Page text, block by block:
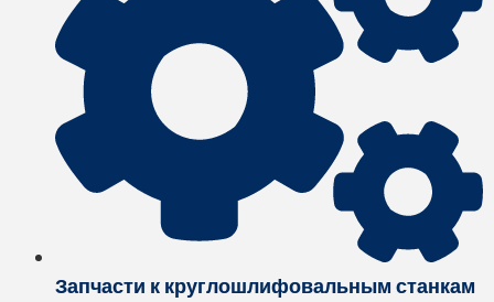
Запчасти к круглошлифовальным станкам